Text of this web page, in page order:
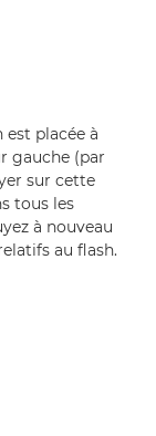
est placée à
gauche (par
sur cette
tous les
à nouveau
au flash.